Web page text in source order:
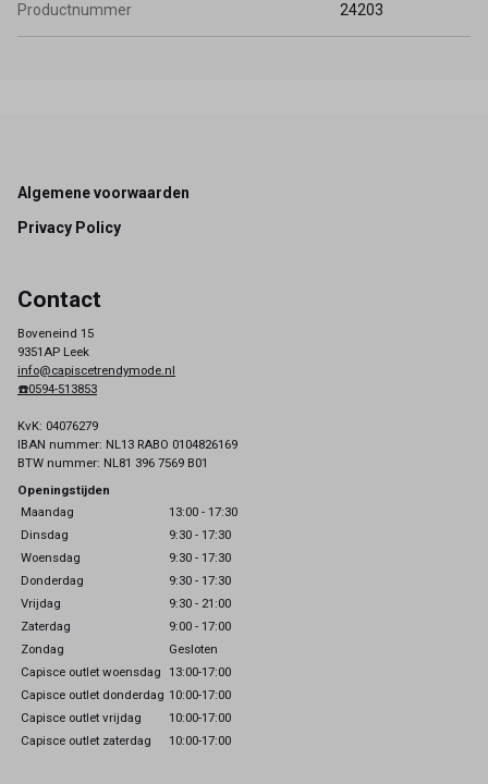
Productnummer 24203
Footer
Algemene voorwaarden
Privacy Policy
Contact
Boveneind 15
9351AP Leek
info@capiscetrendymode.nl
☎️0594-513853
KvK: 04076279
IBAN nummer: NL13 RABO 0104826169
BTW nummer: NL81 396 7569 B01
Openingstijden
Maandag
13:00 - 17:30
Dinsdag
9:30 - 17:30
Woensdag
9:30 - 17:30
Donderdag
9:30 - 17:30
Vrijdag
9:30 - 21:00
Zaterdag
9:00 - 17:00
Zondag
Gesloten
Capisce outlet woensdag 13:00-17:00
Capisce outlet donderdag 10:00-17:00
Capisce outlet vrijdag
10:00-17:00
Capisce outlet zaterdag
10:00-17:00